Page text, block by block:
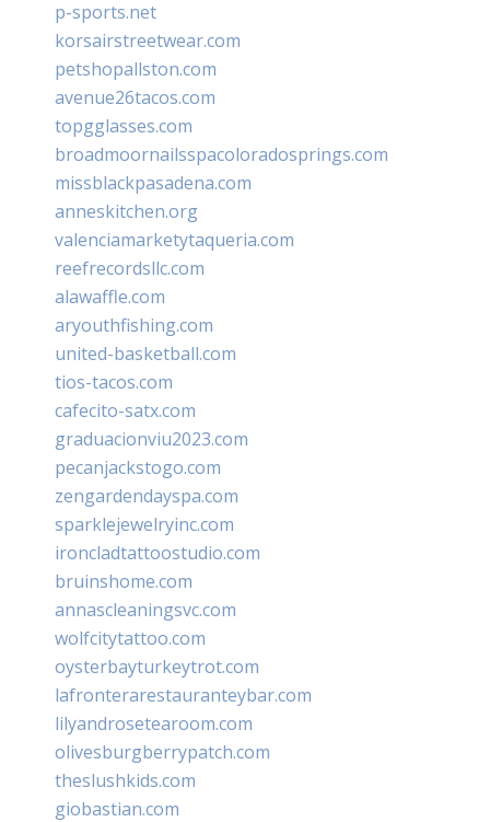
p-sports.net
korsairstreetwear.com
petshopallston.com
avenue26tacos.com
topgglasses.com
broadmoornailsspacoloradosprings.com
missblackpasadena.com
anneskitchen.org
valenciamarketytaqueria.com
reefrecordsllc.com
alawaffle.com
aryouthfishing.com
united-basketball.com
tios-tacos.com
cafecito-satx.com
graduacionviu2023.com
pecanjackstogo.com
zengardendayspa.com
sparklejewelryinc.com
ironcladtattoostudio.com
bruinshome.com
annascleaningsvc.com
wolfcitytattoo.com
oysterbayturkeytrot.com
lafronterarestauranteybar.com
lilyandrosetearoom.com
olivesburgberrypatch.com
theslushkids.com
giobastian.com